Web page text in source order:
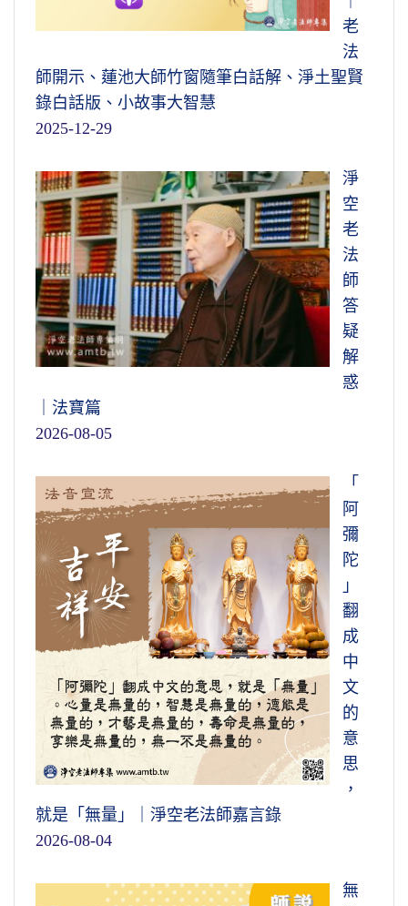
老
法
師開示、蓮池大師竹窗隨筆白話解、淨土聖賢
錄白話版、小故事大智慧
2025-12-29
淨
空
老
法
師
答
疑
解
惑
｜法寶篇
2026-08-05
「
阿
彌
陀
」
翻
成
中
文
的
意
思
，
就是「無量」｜淨空老法師嘉言錄
2026-08-04
無